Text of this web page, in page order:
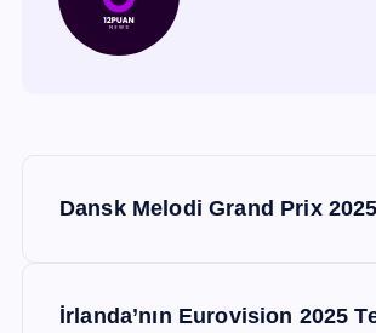
Dansk Melodi Grand Prix 2025
İrlanda’nın Eurovision 2025